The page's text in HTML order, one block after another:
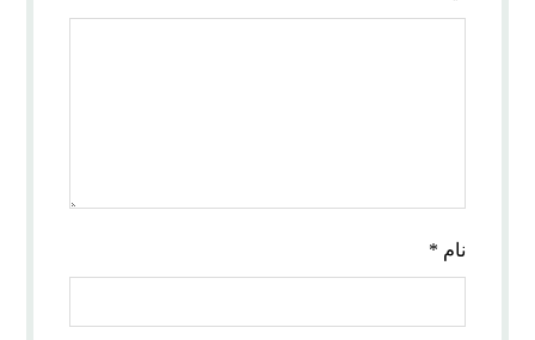
نام *